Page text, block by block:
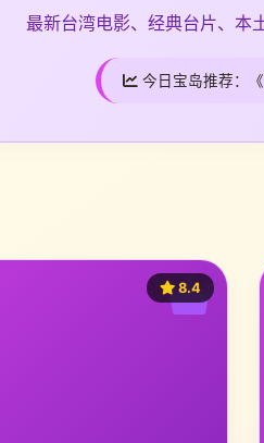
最新台湾电影、经典台片、本
今日宝岛推荐：
8.4